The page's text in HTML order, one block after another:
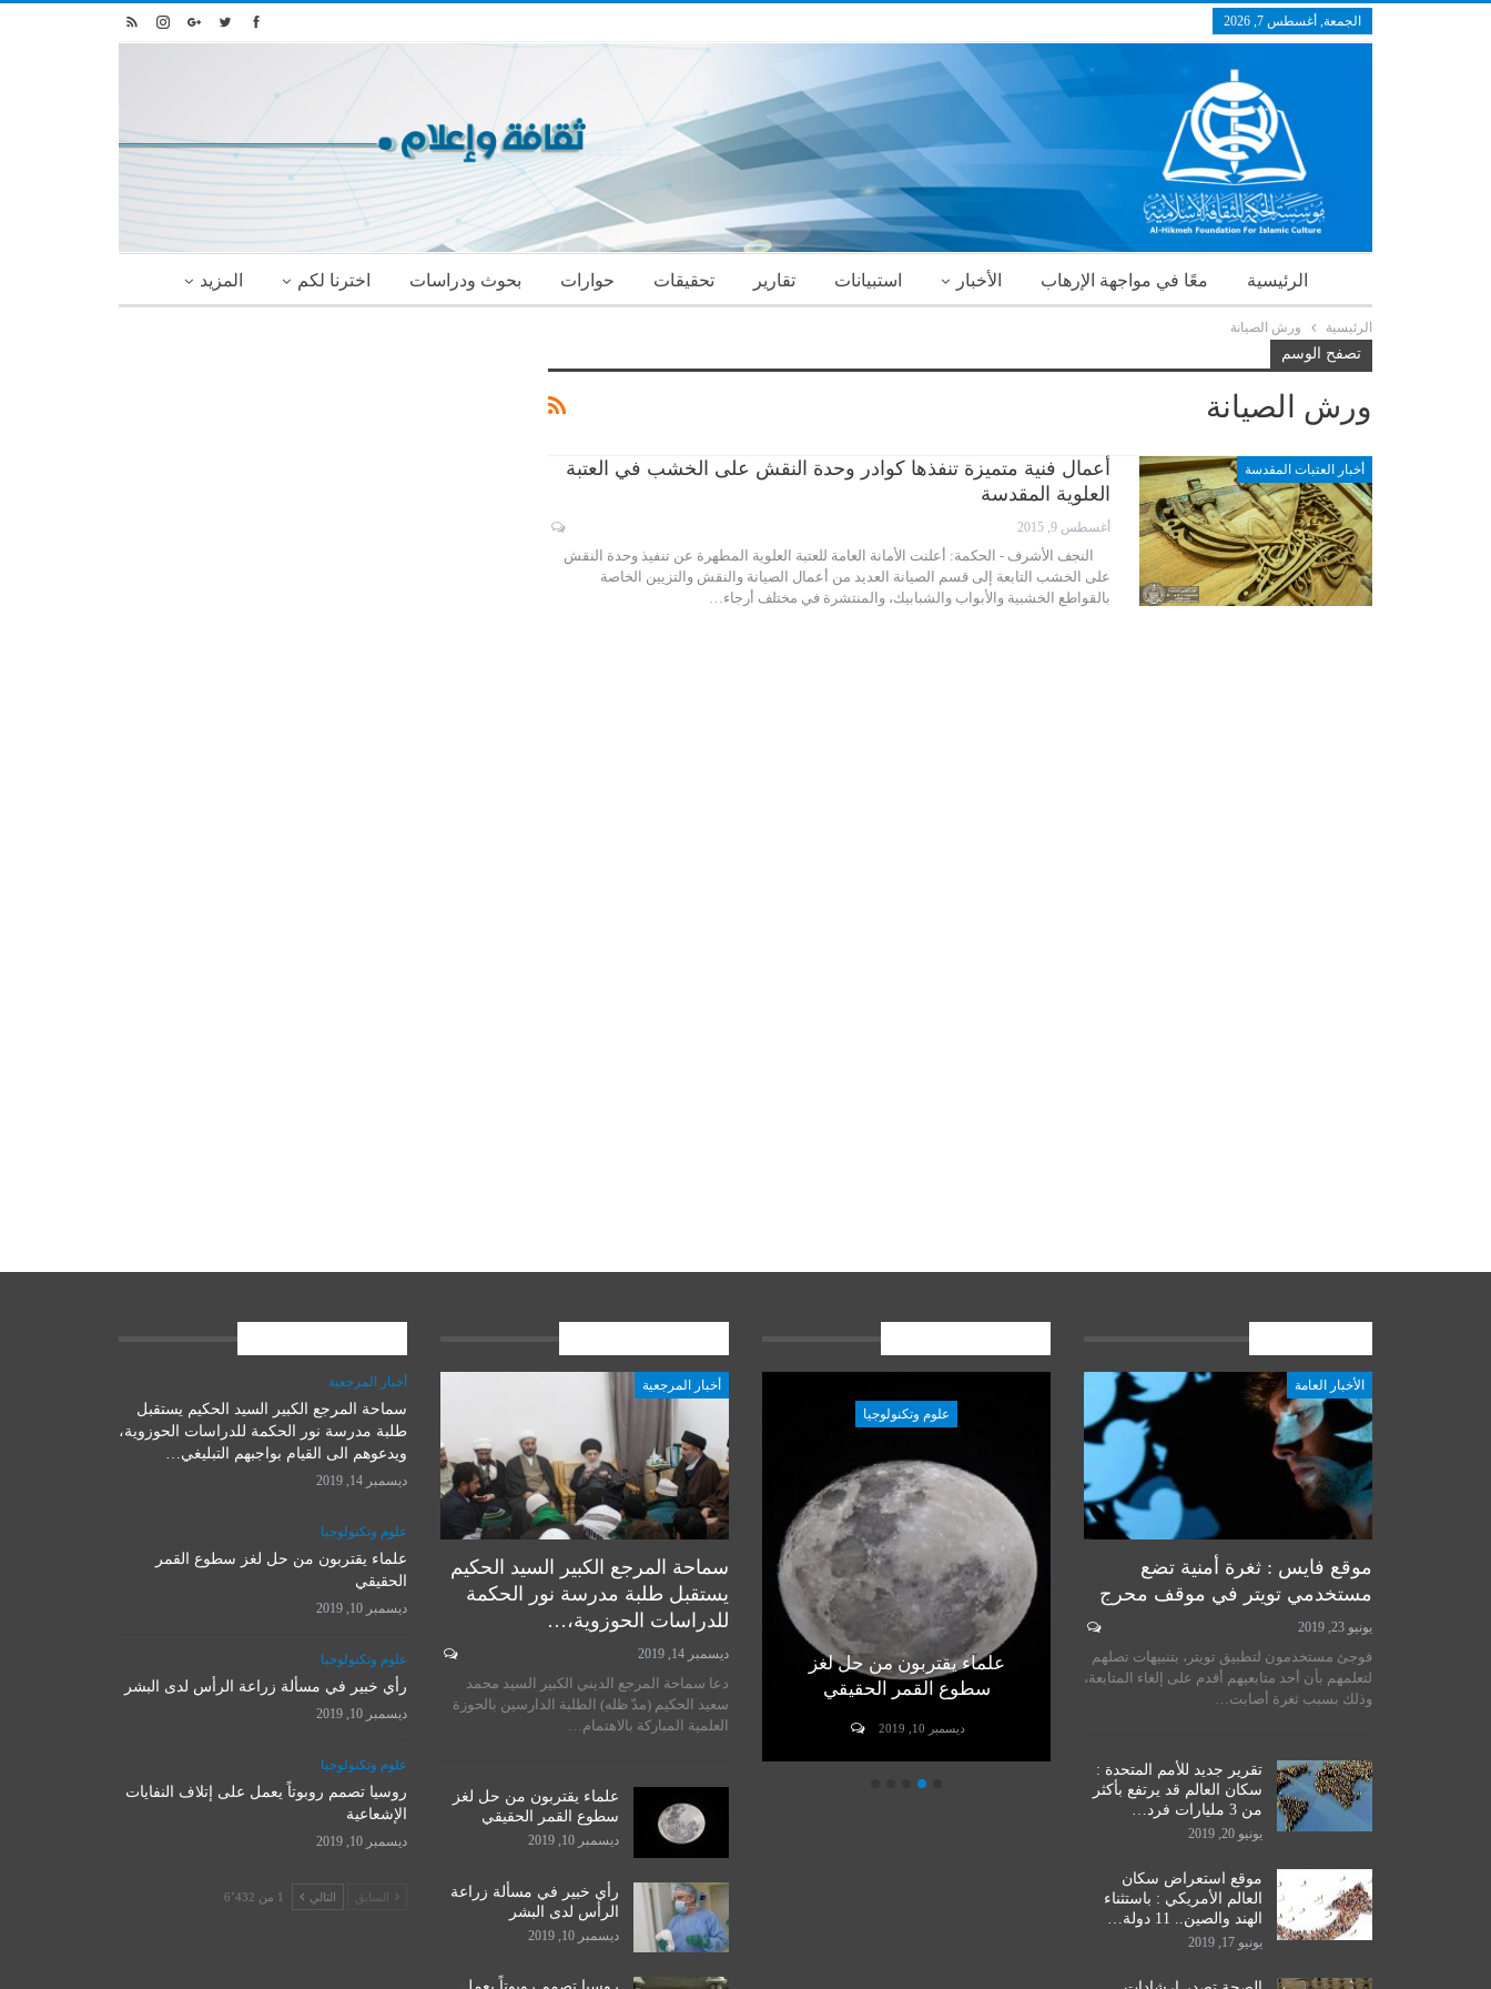
الجمعة, أغسطس 7, 2026
الرئيسية معًا في مواجهة الإرهاب الأخبار استبيانات تقارير تحقيقات حوارات بحوث ودراسات اخترنا لكم المزيد
الرئيسية ورش الصيانة
تصفح الوسم
ورش الصيانة
أخبار العتبات المقدسة
أعمال فنية متميزة تنفذها كوادر وحدة النقش على الخشب في العتبة
العلوية المقدسة
أغسطس 9, 2015
النجف الأشرف - الحكمة: أعلنت الأمانة العامة للعتبة العلوية المطهرة عن تنفيذ وحدة النقش
على الخشب التابعة إلى قسم الصيانة العديد من أعمال الصيانة والنقش والتزيين الخاصة
بالقواطع الخشبية والأبواب والشبابيك، والمنتشرة في مختلف أرجاء…
الأخبار العامة
موقع فايس : ثغرة أمنية تضع
مستخدمي تويتر في موقف محرج
يونيو 23, 2019
فوجئ مستخدمون لتطبيق تويتر، بتنبيهات تصلهم
لتعلمهم بأن أحد متابعيهم أقدم على إلغاء المتابعة،
وذلك بسبب ثغرة أصابت…
تقرير جديد للأمم المتحدة :
سكان العالم قد يرتفع بأكثر
من 3 مليارات فرد…
يونيو 20, 2019
موقع استعراض سكان
العالم الأمريكي : باستثناء
الهند والصين.. 11 دولة…
يونيو 17, 2019
أخبار المرجعية
سماحة المرجع الكبير السيد
الحكيم يستقبل طلبة مدرسة نور
الحكمة للدراسات الحوزوية،…
علوم وتكنولوجيا
علماء يقتربون من حل لغز
سطوع القمر الحقيقي
ديسمبر 10, 2019
رأي خبير في مسألة زراعة
الرأس لدى البشر
ديسمبر 10, 2019
علوم وتكنولوجيا
روسيا تصمم روبوتاً يعمل على
إتلاف النفايات الإشعاعية
أخبار المرجعية
سماحة المرجع الكبير السيد الحكيم
يستقبل طلبة مدرسة نور الحكمة
للدراسات الحوزوية،…
ديسمبر 14, 2019
دعا سماحة المرجع الديني الكبير السيد محمد
سعيد الحكيم (مدّ ظله) الطلبة الدارسين بالحوزة
العلمية المباركة بالاهتمام…
علماء يقتربون من حل لغز
سطوع القمر الحقيقي
ديسمبر 10, 2019
رأي خبير في مسألة زراعة
الرأس لدى البشر
ديسمبر 10, 2019
أخبار المرجعية
سماحة المرجع الكبير السيد الحكيم يستقبل
طلبة مدرسة نور الحكمة للدراسات الحوزوية،
ويدعوهم الى القيام بواجبهم التبليغي…
ديسمبر 14, 2019
علوم وتكنولوجيا
علماء يقتربون من حل لغز سطوع القمر
الحقيقي
ديسمبر 10, 2019
علوم وتكنولوجيا
رأي خبير في مسألة زراعة الرأس لدى البشر
ديسمبر 10, 2019
علوم وتكنولوجيا
روسيا تصمم روبوتاً يعمل على إتلاف النفايات
الإشعاعية
ديسمبر 10, 2019
السابق التالي 1 من 6٬432